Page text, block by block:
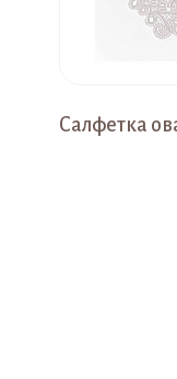
Салфетка